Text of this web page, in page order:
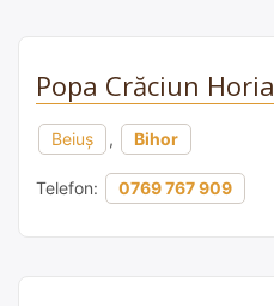
Popa Crăciun Horia
Beiuș , Bihor
Telefon: 0769 767 909